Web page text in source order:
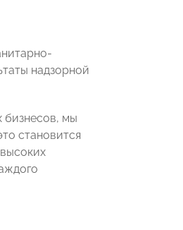
надзорной
бизнесов, мы
становится